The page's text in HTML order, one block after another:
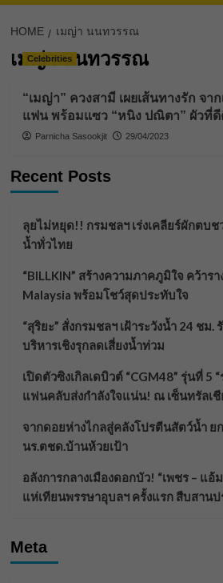
HOME เมญ่า นนทวรรณ
เมญ่า นนทวรรณ
Celebrities
“เมญ่า” ควงสามี เผยเส้นทางรัก จา
แฟน พร้อมแซว “หนิง ปณิตา” ผัวที่
Parnicha Sasookjit 29/04/2023
Recent Posts
ลุยไม่หยุด!! กรมชลฯ เร่งเคลียร์ผักตบช
น้ำทั่วไทย
“BILLKIN” สร้างความภาคภูมิใจ คว้าร
Malaysia พร้อมโชว์สุดประทับใจ
“สุริยะ” สั่งกรมชลฯ เฝ้าระวังน้ำ 24 ชม
บริหารเชิงรุกลดเสี่ยงน้ำท่วม
เปิดตัวซิงเกิลเดบิวต์ “CGM48” รุ่นที่ 5
แฟนคลับส่งกำลังใจแน่น! ณ เซ็นทรัลเ
จากดอยห่างไกลสู่คลังโปรตีนสัตว์น้ำ
นร.ตชด.บ้านห้วยเป้า
อลังการกลางเมืองดอกบัว! “เพชร – แอ้
แห่เทียนพรรษาอุบลฯ ครั้งแรก สืบสาน
Meta